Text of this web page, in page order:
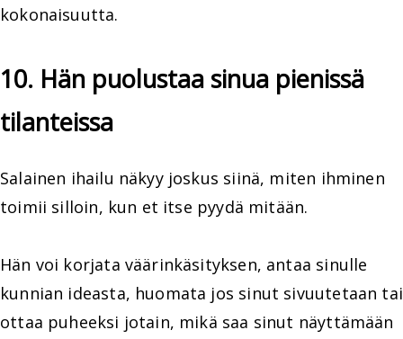
kokonaisuutta.
10. Hän puolustaa sinua pienissä
tilanteissa
Salainen ihailu näkyy joskus siinä, miten ihminen
toimii silloin, kun et itse pyydä mitään.
Hän voi korjata väärinkäsityksen, antaa sinulle
kunnian ideasta, huomata jos sinut sivuutetaan tai
ottaa puheeksi jotain, mikä saa sinut näyttämään